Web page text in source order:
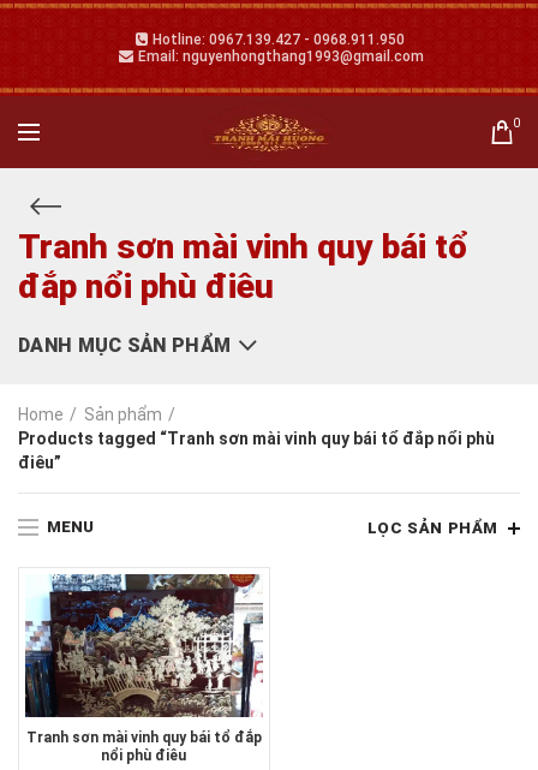
Hotline: 0967.139.427 - 0968.911.950
Email: nguyenhongthang1993@gmail.com
0
Tranh sơn mài vinh quy bái tổ
đắp nổi phù điêu
DANH MỤC SẢN PHẨM
Home
Sản phẩm
Products tagged “Tranh sơn mài vinh quy bái tổ đắp nổi phù
điêu”
MENU LỌC SẢN PHẨM
Tranh sơn mài vinh quy bái tổ đắp
nổi phù điêu